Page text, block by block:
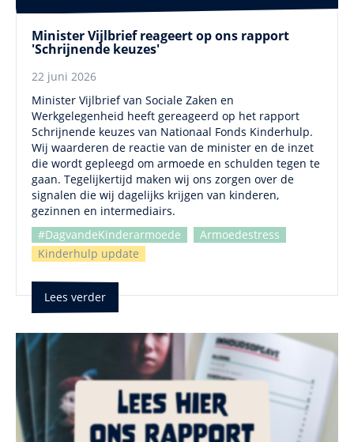
Minister Vijlbrief reageert op ons rapport
'Schrijnende keuzes'
22 juni 2026
Minister Vijlbrief van Sociale Zaken en
Werkgelegenheid heeft gereageerd op het rapport
Schrijnende keuzes van Nationaal Fonds Kinderhulp.
Wij waarderen de reactie van de minister en de inzet
die wordt gepleegd om armoede en schulden tegen te
gaan. Tegelijkertijd maken wij ons zorgen over de
signalen die wij dagelijks krijgen van kinderen,
gezinnen en intermediairs.
#DagvandeKinderarmoede
Armoedestress
Kinderhulp update
Lees verder